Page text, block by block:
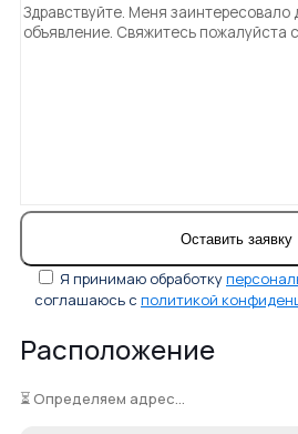
Я принимаю обработку
соглашаюсь с политикой
Расположение
⏳ Определяем адрес...